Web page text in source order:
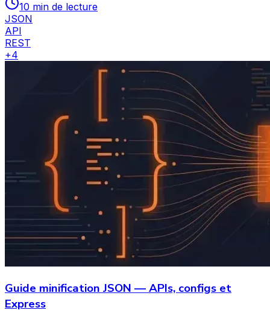
10 min de lecture
JSON
API
REST
+4
Guide minification JSON — APIs, configs et
Express